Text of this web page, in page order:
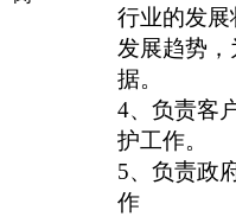
行业的发
发展趋势
据。
4、负责客
护工作。
5、负责政
作